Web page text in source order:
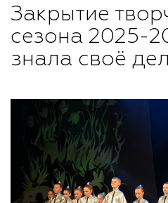
Закрытие
сезона 2025-
знала своё